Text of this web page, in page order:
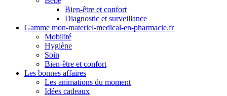
Bien-être et confort
Diagnostic et surveillance
Gamme mon-materiel-medical-en-pharmacie.fr
Mobilité
Hygiène
Soin
Bien-être et confort
Les bonnes affaires
Les animations du moment
Idées cadeaux